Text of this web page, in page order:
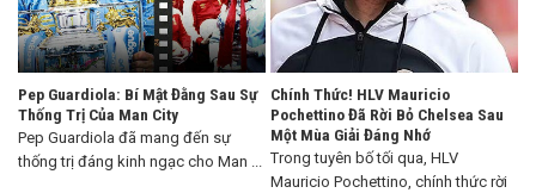
Pep Guardiola: Bí Mật Đằng Sau Sự
Thống Trị Của Man City
Pep Guardiola đã mang đến sự
thống trị đáng kinh ngạc cho Man ...
Chính Thức! HLV Mauricio
Pochettino Đã Rời Bỏ Chelsea Sau
Một Mùa Giải Đáng Nhớ
Trong tuyên bố tối qua, HLV
Mauricio Pochettino, chính thức rời